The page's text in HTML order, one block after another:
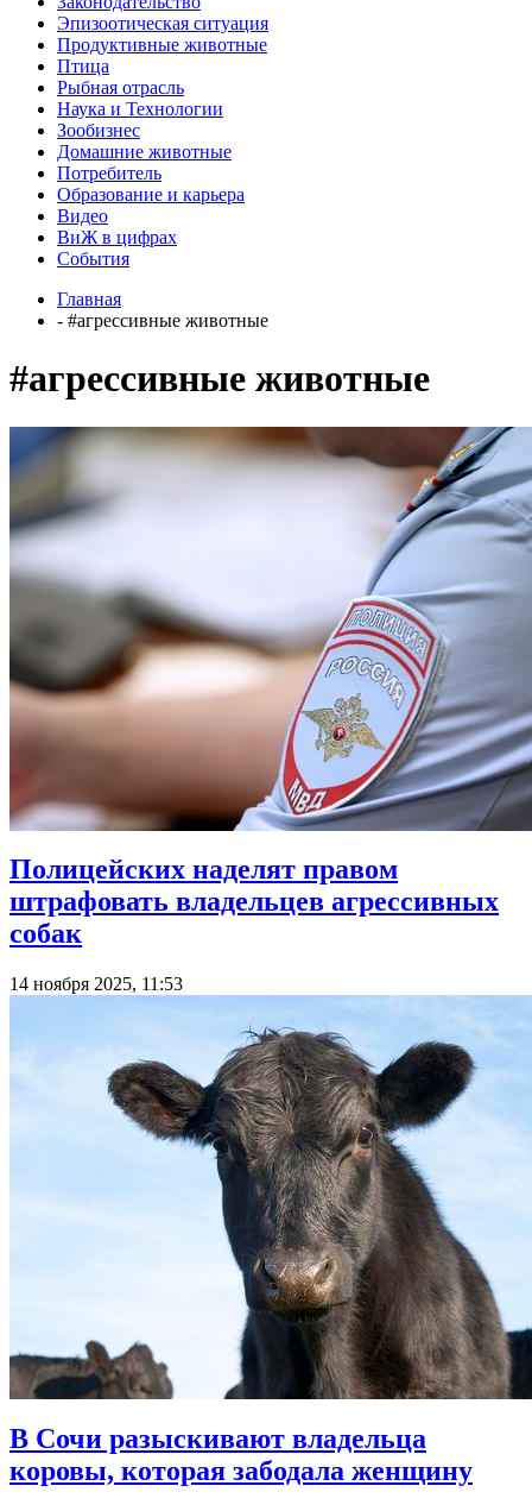
Эпизоотическая ситуация
Продуктивные животные
Птица
Рыбная отрасль
Наука и Технологии
Зообизнес
Домашние животные
Потребитель
Образование и карьера
Видео
ВиЖ в цифрах
События
Главная
- #агрессивные животные
#агрессивные животные
Полицейских наделят правом
штрафовать владельцев агрессивных
собак
14 ноября 2025, 11:53
В Сочи разыскивают владельца
коровы, которая забодала женщину